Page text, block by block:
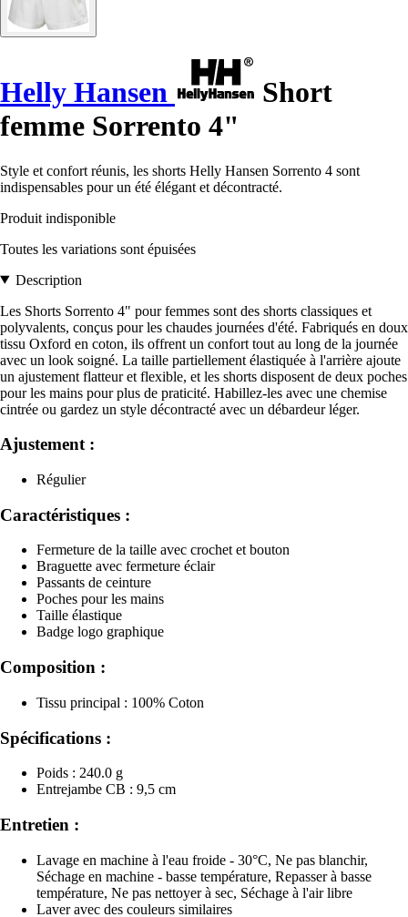
Helly Hansen
Short
femme Sorrento 4"
Style et confort réunis, les shorts Helly Hansen Sorrento 4 sont
indispensables pour un été élégant et décontracté.
Produit indisponible
Toutes les variations sont épuisées
Description
Les Shorts Sorrento 4" pour femmes sont des shorts classiques et
polyvalents, conçus pour les chaudes journées d'été. Fabriqués en doux
tissu Oxford en coton, ils offrent un confort tout au long de la journée
avec un look soigné. La taille partiellement élastiquée à l'arrière ajoute
un ajustement flatteur et flexible, et les shorts disposent de deux poches
pour les mains pour plus de praticité. Habillez-les avec une chemise
cintrée ou gardez un style décontracté avec un débardeur léger.
Ajustement :
Régulier
Caractéristiques :
Fermeture de la taille avec crochet et bouton
Braguette avec fermeture éclair
Passants de ceinture
Poches pour les mains
Taille élastique
Badge logo graphique
Composition :
Tissu principal : 100% Coton
Spécifications :
Poids : 240.0 g
Entrejambe CB : 9,5 cm
Entretien :
Lavage en machine à l'eau froide - 30°C, Ne pas blanchir,
Séchage en machine - basse température, Repasser à basse
température, Ne pas nettoyer à sec, Séchage à l'air libre
Laver avec des couleurs similaires